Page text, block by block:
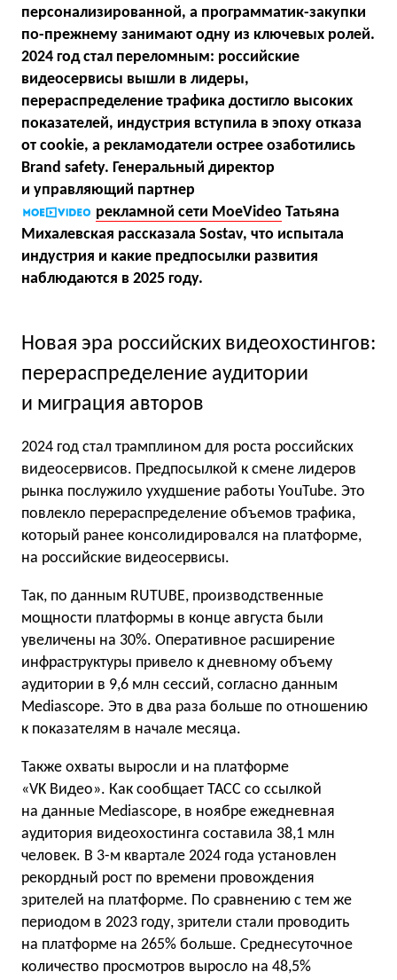
персонализированной, а программатик-закупки
по-прежнему занимают одну из ключевых ролей.
2024 год стал переломным: российские
видеосервисы вышли в лидеры,
перераспределение трафика достигло высоких
показателей, индустрия вступила в эпоху отказа
от cookie, а рекламодатели острее озаботились
Brand safety. Генеральный директор
и управляющий партнер
рекламной сети MoeVideo Татьяна
Михалевская рассказала Sostav, что испытала
индустрия и какие предпосылки развития
наблюдаются в 2025 году.
Новая эра российских видеохостингов:
перераспределение аудитории
и миграция авторов
2024 год стал трамплином для роста российских
видеосервисов. Предпосылкой к смене лидеров
рынка послужило ухудшение работы YouTube. Это
повлекло перераспределение объемов трафика,
который ранее консолидировался на платформе,
на российские видеосервисы.
Так, по данным RUTUBE, производственные
мощности платформы в конце августа были
увеличены на 30%. Оперативное расширение
инфраструктуры привело к дневному объему
аудитории в 9,6 млн сессий, согласно данным
Mediascope. Это в два раза больше по отношению
к показателям в начале месяца.
Также охваты выросли и на платформе
«VK Видео». Как сообщает ТАСС со ссылкой
на данные Mediascope, в ноябре ежедневная
аудитория видеохостинга составила 38,1 млн
человек. В 3-м квартале 2024 года установлен
рекордный рост по времени провождения
зрителей на платформе. По сравнению с тем же
периодом в 2023 году, зрители стали проводить
на платформе на 265% больше. Среднесуточное
количество просмотров выросло на 48,5%